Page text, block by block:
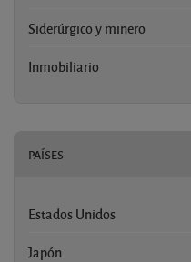
Siderúrgico y minero
Inmobiliario
PAÍSES
Estados Unidos
Japón